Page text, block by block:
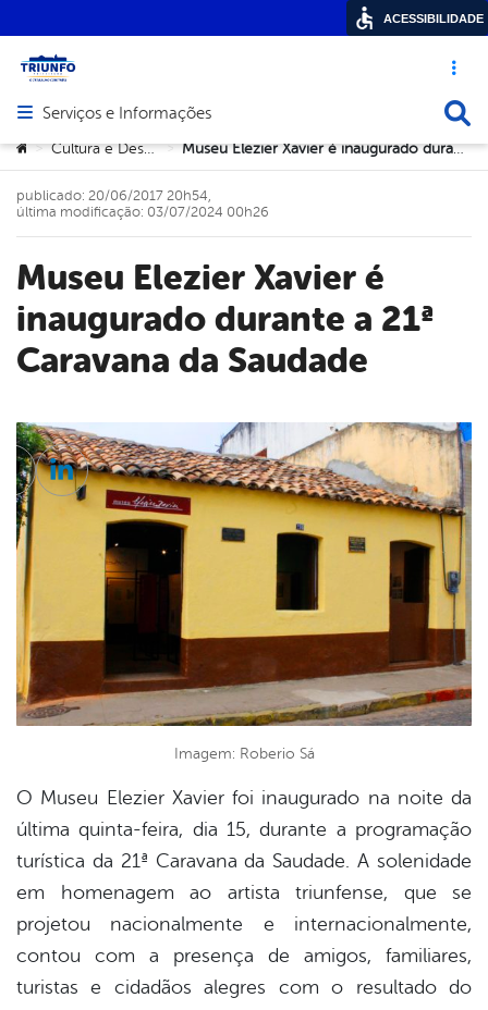
Acesso
Abrir menu principal de navegação
Serviços e Informações
Você está aqui:
> Cultura e Desportos > Museu Elezier Xavier é inaugurado durante a 21ª Caravana da Saudade
Museu Elezier Xavier é
inaugurado durante a 21ª
Caravana da Saudade
publicado: 20/06/2017 20h54,
última modificação: 03/07/2024 00h26
Imagem: Roberio Sá
O Museu Elezier Xavier foi inaugurado na noite da
última quinta-feira, dia 15, durante a programação
turística da 21ª Caravana da Saudade. A solenidade
em homenagem ao artista triunfense, que se
projetou nacionalmente e internacionalmente,
contou com a presença de amigos, familiares,
turistas e cidadãos alegres com o resultado do
Twitter
Linkedin
ACESSIBILIDADE